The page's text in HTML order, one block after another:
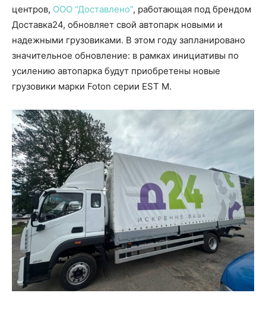
центров, ООО “Доставлено”, работающая под брендом
Доставка24, обновляет свой автопарк новыми и
надежными грузовиками. В этом году запланировано
значительное обновление: в рамках инициативы по
усилению автопарка будут приобретены новые
грузовики марки Foton серии EST М.